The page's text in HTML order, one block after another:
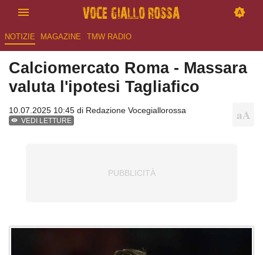
NOTIZIE MAGAZINE TMW RADIO
Calciomercato Roma - Massara
valuta l'ipotesi Tagliafico
10.07.2025 10:45 di Redazione Vocegiallorossa
VEDI LETTURE